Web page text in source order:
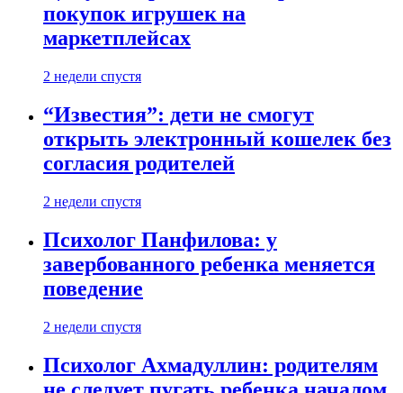
покупок игрушек на
маркетплейсах
2 недели спустя
“Известия”: дети не смогут
открыть электронный кошелек без
согласия родителей
2 недели спустя
Психолог Панфилова: у
завербованного ребенка меняется
поведение
2 недели спустя
Психолог Ахмадуллин: родителям